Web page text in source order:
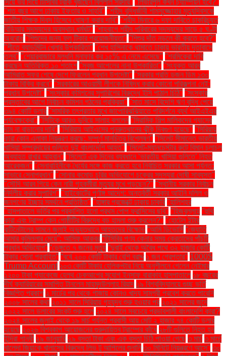
দিয়ে ভর দিয়ে টিসিবির ট্রাক খুঁজছেন বিল্লাল সরদার"
"লিভারপুল কখন চ্যাম্পিয়ন হবে?"
"শত বছর আগে ঢাকায় ইফতার ও সাহ্‌রি" "শহীদ বুদ্ধিজীবী শামসুজ্জোহার মৃত্যুদিবসকে
জাতীয় শিক্ষক দিবস হিসেবে ঘোষণা করার দাবি" "শহীদ মিনারে ৬ দফা দাবিতে চাকরিচ্যুত
বিডিআর সদস্যদের অবস্থান ধর্মঘট" "শাহবাগে শহীদ পরিবারের সদস্যদের সাড়ে ৫ ঘণ্টা
অবরোধ "শিশুদের জন্য ফ্লু টিকার প্রয়োজনীয়তা" "শিশুর দাঁত নড়লে কী করতে হবে?"
"শীতে ব্যাডমিন্টন খেলার উপকারিতা" "শেখ হাসিনাকে থামাতে ঢাকায় ভারতীয় দূতাবাসে
তলব" "শেয়ারবাজারে মূলধনি মুনাফার কর ১৫% এ নেমে এসেছে" "শ্রমিকেরা দাবি
করছেন অতিরিক্ত ১০ শতাংশ "সবুজ আপেলের নানা উপকারিতা" "সংযুক্ত আরব
আমিরাত সফর শেষে দেশে ফিরলেন প্রধান উপদেষ্টা" "সরকার প্রতি ডজন ডিম ১৩০
টাকায় বিক্রি করবে" "সরকারের আওয়ামী লীগকে নিষিদ্ধ করার কোনো পরিকল্পনা নেই:
প্রধান উপদেষ্টা" "সংস্কার কমিশনের সুপারিশের বিরুদ্ধে ইসি পাঠাল চিঠি" "সংস্কার
প্রস্তাবের আগে নির্বাচন কমিশন গঠনের প্রক্রিয়া" "সাত মাসে বিদেশি ঋণ বৃদ্ধি পেয়ে
৩৯৪ কোটি ডলার "সামরিক তৎপরতার মুখে জাপোরিঝঝিয়াতে পরিদর্শনে ব্যর্থ আইএইএর
পর্যবেক্ষকেরা" "সিটিকে আরও ডুবিয়ে সালাহ বললেন "সিরামিক শিল্প মালিকদের গ্যাসের
দাম না বাড়ানোর দাবি" "সিরিয়ায় আইএসের পুনরুত্থানের ঝুঁকি দ্বিগুণ হয়েছে" "সিরিয়ায়
কারা কোন এলাকা নিয়ন্ত্রণ করছে: সম্পূর্ণ মানচিত্র বিশ্লেষণ" "সিলেট সীমান্তে ভারতীয়
খাসিয়া সম্প্রদায়ের গুলিতে দুই বাংলাদেশি আহত" "সিলেট-ম্যানচেস্টার রুটে বিমান চলাচল
অব্যাহত রাখার আহ্বান" "সিলেটে এক দিনের ব্যবধানে ‘ভারতীয় খাসিয়া গু‌লিতে’ নিহত
আরেকজন" "সেনাবাহিনীকে ধৈর্যের সঙ্গে কাজ করতে হবে নির্বাচিত সরকার আসা পর্যন্ত:
সাভারে সেনাপ্রধান" "সোনার কমোড চুরির অভিযোগে চক্রের সদস্যরা দোষী সাব্যস্ত"
"সৌদি আরব গিয়ে কেন নারী গৃহকর্মীরা মৃত্যুর মুখে পড়ছেন?" "স্থানীয় সরকার নির্বাচন
নির্দলীয় করার সুপারিশ" "হাইকোর্টের পূর্ণাঙ্গ আদেশ: অন্তর্বর্তী সরকার আইনি দলিল ও
জনগণের ইচ্ছার সমর্থনে প্রতিষ্ঠিত" "হাঙ্গার প্রজেক্টে ঢাকায় চাকরি "হালিশহর
"হাসপাতালে ভর্তির পর প্রকাশিত হলো প্রথম পোপ ফ্রান্সিসের ছবি" "হিজবুল্লাহ "হুথি
কারা এবং ট্রাম্প কেন গোষ্ঠীটির বিরুদ্ধে বড় হামলা শুরু করলেন?" "হোটেল ইন্টার
কন্টিনেন্টালের সামনে জুলাই অভ্যুত্থানে আহতদের বিক্ষোভ “আমি ডিভোর্সি “জ্যোতি
আমার কুমিল্লার মেয়ে”: আসিফ আকবর “টিসিবির পণ্য কেনার সময় ক্রেতাদের পাঁচটি
প্রধান অভিযোগ” “ডেঙ্গুতে ৭ জনের মৃত্যু “দুবাই থেকে অবৈধ পথে ৩২ হাজার কোটি
টাকার সোনা প্রবাহিত” “বর্ষে ২০০ কোটি টাকার বেশি বরাদ্দ ১ জন গ্রেপ্তার" 1000$
Trump Account ১০৩ কোটি টাকার হেলিকপ্টার নিয়ে অনুশীলনে গেলেন নেইমার
১২০০ টাকা প্যাকেজে হেলথ চেকআপের সুযোগ ইনসাফ বারাকাহ হাসপাতালে ১৮ বছরের
দীর্ঘ ক্যারিয়ারের সমাপ্তি টানলেন মাহমুদউল্লাহ রিয়াদ ১৯ বিশ্ববিদ্যালয়ে গুচ্ছ ভর্তি
বিজ্ঞপ্তি প্রকাশ ২ মার্চের পর থেকে গাজায় কোনও খাদ্য সামগ্রী প্রবেশ করতে পারেনি
২০০৮ সালের কথা ২০১১ সালে সিরিয়ায় গৃহযুদ্ধ শুরু হওয়ার পর ২০২১ সালের জুনে
২০২২ সালে ডলারের সংকট শুরু হলে ২০২৪ সালে সবচেয়ে প্রভাবশালী বাংলাদেশি কারা?
২০২৪ সালের জুলাই থেকে ১৯ মার্চ পর্যন্ত প্রবাসী আয় মোট ২ হাজার ৭৪ কোটি ডলার
হয়েছে ২০২৬ বিশ্বকাপ আয়োজনের গুরুদায়িত্ব ট্রাম্পের কাঁধে ২৮টি গুলিতে নিহত হন
ইন্দিরা গান্ধী ২৯ জানুয়ারি ২৯ বস্তা টাকা এবং এক বস্তা চিঠি পাওয়া গেছে ৩ মার্চ ৩ মার্চে
খালেদা জিয়াকে খালাসের বিরুদ্ধে লিভ টু আপিলের শুনানি ৩০ মিনিটে নিয়ন্ত্রণে আসে" ৩০